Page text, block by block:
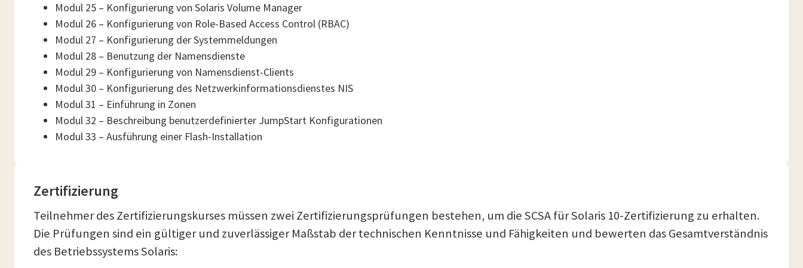
Modul 25 – Konfigurierung von Solaris Volume Manager
Modul 26 – Konfigurierung von Role-Based Access Control (RBAC)
Modul 27 – Konfigurierung der Systemmeldungen
Modul 28 – Benutzung der Namensdienste
Modul 29 – Konfigurierung von Namensdienst-Clients
Modul 30 – Konfigurierung des Netzwerkinformationsdienstes NIS
Modul 31 – Einführung in Zonen
Modul 32 – Beschreibung benutzerdefinierter JumpStart Konfigurationen
Modul 33 – Ausführung einer Flash-Installation
Zertifizierung
Teilnehmer des Zertifizierungskurses müssen zwei Zertifizierungsprüfungen bestehen, um die SCSA für Solaris 10-Zertifizierung zu erhalten.
Die Prüfungen sind ein gültiger und zuverlässiger Maßstab der technischen Kenntnisse und Fähigkeiten und bewerten das Gesamtverständnis
des Betriebssystems Solaris: